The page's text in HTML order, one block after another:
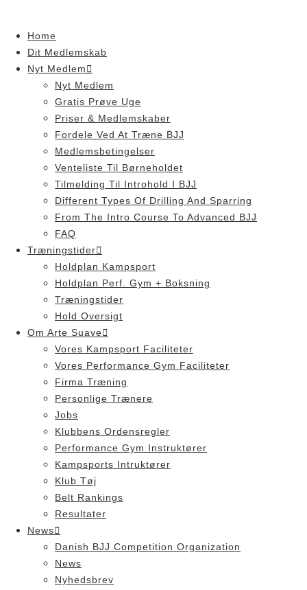
contentHome
Dit Medlemskab
Nyt Medlem
Nyt Medlem
Gratis Prøve Uge
Priser & Medlemskaber
Fordele Ved At Træne BJJ
Medlemsbetingelser
Venteliste Til Børneholdet
Tilmelding Til Introhold I BJJ
Different Types Of Drilling And Sparring
From The Intro Course To Advanced BJJ
FAQ
Træningstider
Holdplan Kampsport
Holdplan Perf. Gym + Boksning
Træningstider
Hold Oversigt
Om Arte Suave
Vores Kampsport Faciliteter
Vores Performance Gym Faciliteter
Firma Træning
Personlige Trænere
Jobs
Klubbens Ordensregler
Performance Gym Instruktører
Kampsports Intruktører
Klub Tøj
Belt Rankings
Resultater
News
Danish BJJ Competition Organization
News
Nyhedsbrev